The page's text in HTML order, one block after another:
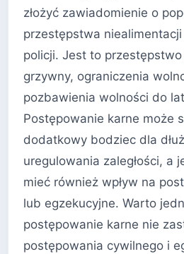
złożyć zawiadomienie o
przestępstwa
policji. Jest to
grzywny, ograniczenia
pozbawienia wolności do
Postępowanie karne może
dodatkowy bodziec dla
uregulowania zaległości, a
mieć również wpływ na
lub egzekucyjne. Warto
postępowanie karne nie
postępowania cywilnego i